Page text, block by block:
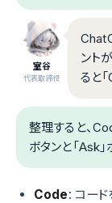
室谷
代表取締役
ント
ると
整理すると、
ボタンと「Ask
Code: コード